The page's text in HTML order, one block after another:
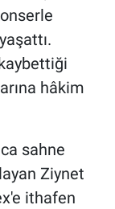
hâkim
sahne
Ziynet
ithafen